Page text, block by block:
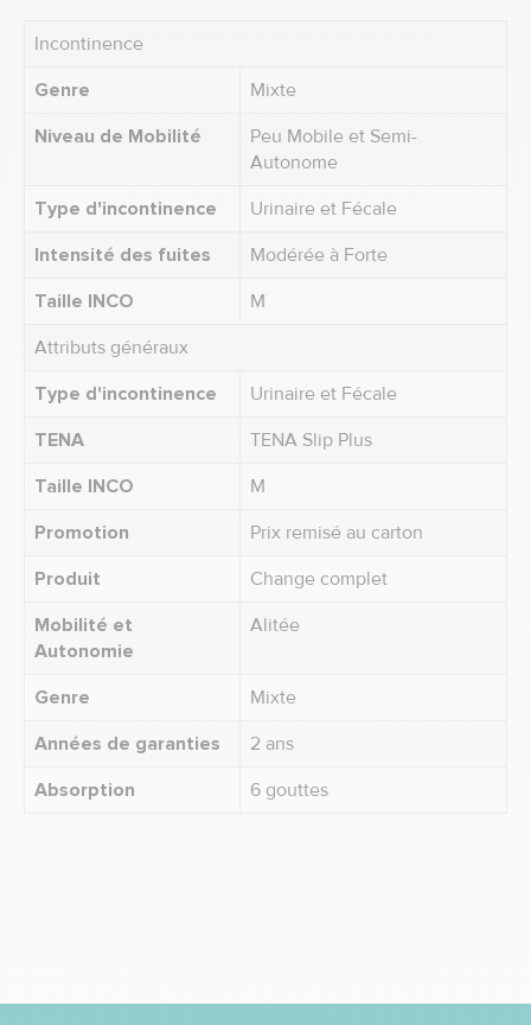
Incontinence
Genre
Mixte
Niveau de Mobilité
Peu Mobile et Semi-
Autonome
Type d'incontinence
Urinaire et Fécale
Intensité des fuites
Modérée à Forte
Taille INCO
M
Attributs généraux
Type d'incontinence
Urinaire et Fécale
TENA
TENA Slip Plus
Taille INCO
M
Promotion
Prix remisé au carton
Produit
Change complet
Mobilité et
Autonomie
Alitée
Genre
Mixte
Années de garanties
2 ans
Absorption
6 gouttes